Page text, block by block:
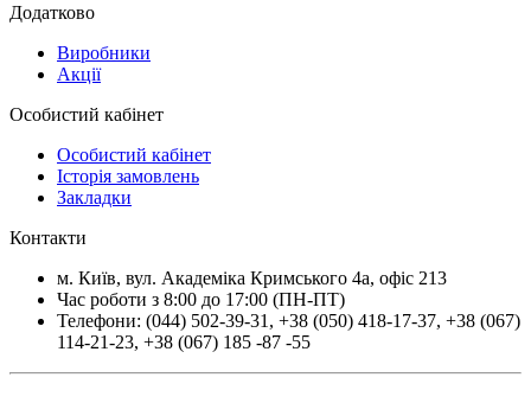
Додатково
Виробники
Акції
Особистий кабінет
Особистий кабінет
Історія замовлень
Закладки
Контакти
м. Київ, вул. Академіка Кримського 4а, офіс 213
Час роботи з 8:00 до 17:00 (ПН-ПТ)
Телефони: (044) 502-39-31 , +38 (050) 418-17-37, +38 (067)
114-21-23, +38 (067) 185 -87 -55